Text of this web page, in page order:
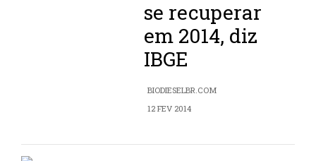
se recuperar
em 2014, diz
IBGE
BIODIESELBR.COM
12 FEV 2014